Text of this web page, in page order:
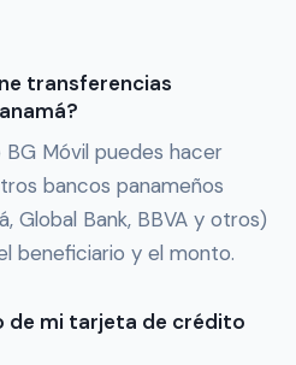
transferencias
Móvil puedes hacer
bancos panameños
Global Bank, BBVA y otros)
beneficiario y el monto.
de mi tarjeta de crédito